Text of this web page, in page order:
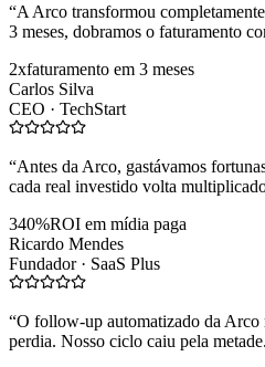
“A Arco transformou
3 meses, dobramos o faturamento
2xfaturamento em 3 meses
Carlos Silva
CEO · TechStart
“Antes da Arco, gastávamos
cada real investido volta
340%ROI em mídia paga
Ricardo Mendes
Fundador · SaaS Plus
“O follow-up automatizado da Arco
perdia. Nosso ciclo caiu pela metade.